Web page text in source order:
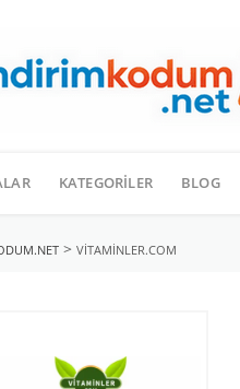
KATEGORILER BLOG
> VITAMINLER.COM